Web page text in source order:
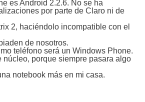
es Android 2.2.6. No se ha
por parte de Claro ni de
2, haciéndolo incompatible con el
de nosotros.
teléfono será un Windows Phone.
núcleo, porque siempre pasara algo
notebook más en mi casa.